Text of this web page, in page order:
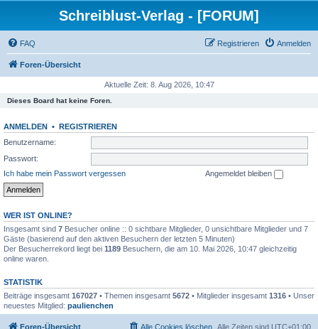
Schreiblust-Verlag - [FORUM]
FAQ Anmelden
Registrieren
Foren-Übersicht
Aktuelle Zeit: 8. Aug 2026, 10:47
Dieses Board hat keine Foren.
ANMELDEN • REGISTRIEREN
Benutzername:
Passwort:
Ich habe mein Passwort vergessen
Angemeldet bleiben
WER IST ONLINE?
Insgesamt sind 7 Besucher online :: 0 sichtbare Mitglieder, 0 unsichtbare Mitglieder und 7
Gäste (basierend auf den aktiven Besuchern der letzten 5 Minuten)
Der Besucherrekord liegt bei 1189 Besuchern, die am 10. Mai 2026, 10:47 gleichzeitig
online waren.
STATISTIK
Beiträge insgesamt 167027 • Themen insgesamt 5672 • Mitglieder insgesamt 1316 • Unser
neuestes Mitglied: paulienchen
Foren-Übersicht Alle Zeiten sind UTC+01:00
Alle Cookies löschen